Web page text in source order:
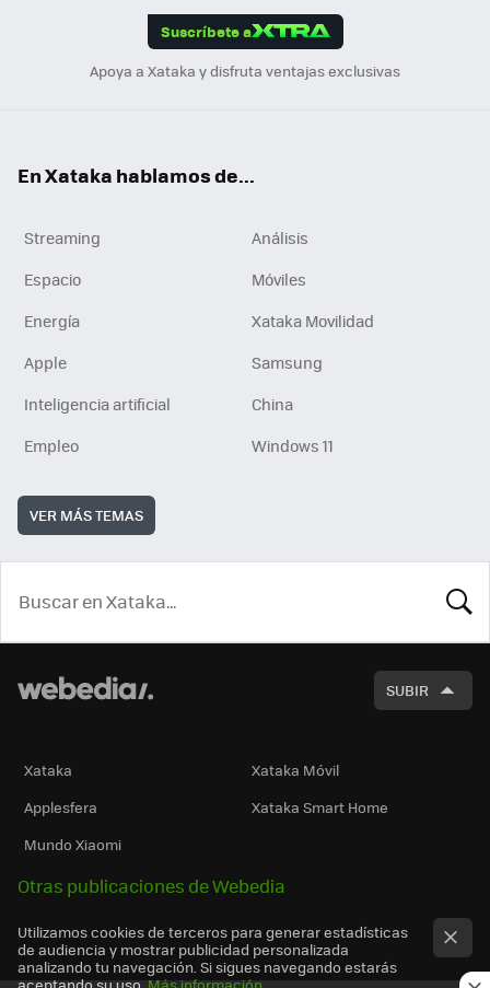
Suscríbete a
Apoya a Xataka y disfruta ventajas exclusivas
En Xataka hablamos de...
Streaming
Análisis
Espacio
Móviles
Energía
Xataka Movilidad
Apple
Samsung
Inteligencia artificial
China
Empleo
Windows 11
VER MÁS TEMAS
SUBIR
Xataka
Xataka Móvil
Applesfera
Xataka Smart Home
Mundo Xiaomi
Otras publicaciones de Webedia
Utilizamos cookies de terceros para generar estadísticas
de audiencia y mostrar publicidad personalizada
analizando tu navegación. Si sigues navegando estarás